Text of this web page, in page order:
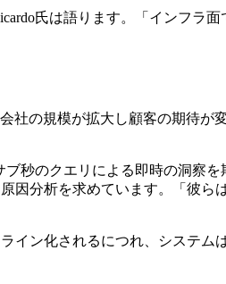
氏は語ります。「インフラ
社の規模が拡大し顧客の期待
秒のクエリによる即時の洞察
因分析を求めています。「彼ら
イン化されるにつれ、システム